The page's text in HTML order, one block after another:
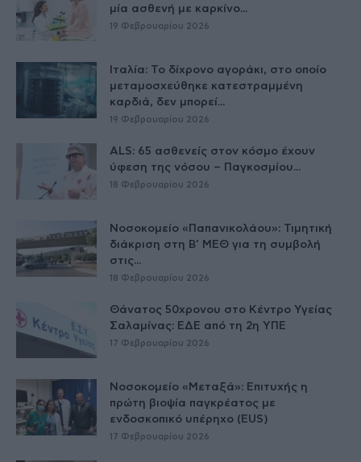
μία ασθενή με καρκίνο...
19 Φεβρουαρίου 2026
Ιταλία: Το δίχρονο αγοράκι, στο οποίο
μεταμοσχεύθηκε κατεστραμμένη
καρδιά, δεν μπορεί...
19 Φεβρουαρίου 2026
ALS: 65 ασθενείς στον κόσμο έχουν
ύφεση της νόσου – Παγκοσμίου...
18 Φεβρουαρίου 2026
Νοσοκομείο «Παπανικολάου»: Τιμητική
διάκριση στη Β’ ΜΕΘ για τη συμβολή
στις...
18 Φεβρουαρίου 2026
Θάνατος 50χρονου στο Κέντρο Υγείας
Σαλαμίνας: ΕΔΕ από τη 2η ΥΠΕ
17 Φεβρουαρίου 2026
Νοσοκομείο «Μεταξά»: Επιτυχής η
πρώτη βιοψία παγκρέατος με
ενδοσκοπικό υπέρηχο (EUS)
17 Φεβρουαρίου 2026